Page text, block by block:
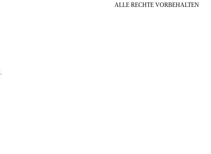
ALLE RECHTE VORBEHALTEN